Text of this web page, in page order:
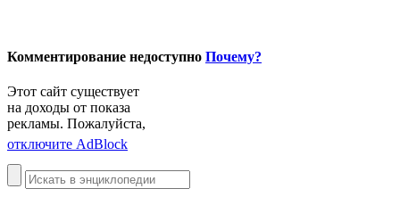
Комментирование недоступно Почему?
Этот сайт существует
на доходы от показа
рекламы. Пожалуйста,
отключите AdBlock